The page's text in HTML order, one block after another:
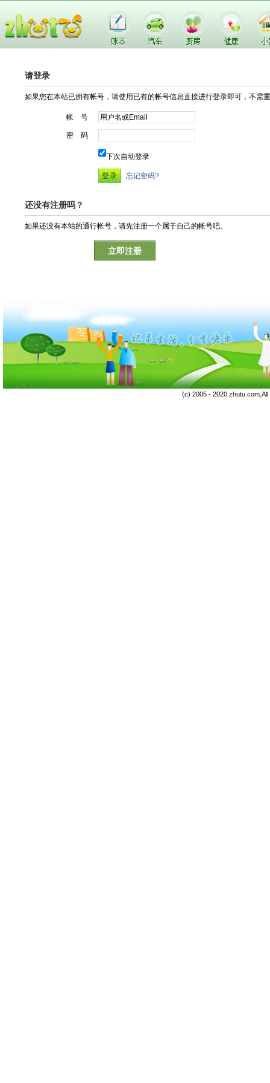
请登录
如果您在本站已拥有帐号，请使用已有的帐号信息直接进行登录即可，不需
帐 号
密 码
下次自动登录
忘记密码?
还没有注册吗？
如果还没有本站的通行帐号，请先注册一个属于自己的帐号吧。
立即注册
(c) 2005 - 2020